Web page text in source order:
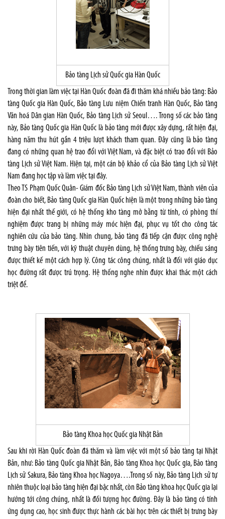
Bảo tàng Lịch sử Quốc gia Hàn Quốc
Trong thời gian làm việc tại Hàn Quốc đoàn đã đi thăm khá nhiều bảo tàng: Bảo
tàng Quốc gia Hàn Quốc, Bảo tàng Lưu niệm Chiến tranh Hàn Quốc, Bảo tàng
Văn hoá Dân gian Hàn Quốc, Bảo tàng Lịch sử Seoul…. Trong số các bảo tàng
này, Bảo tàng Quốc gia Hàn Quốc là bảo tàng mới được xây dựng, rất hiện đại,
hàng năm thu hút gần 4 triệu lượt khách tham quan. Đây cũng là bảo tàng
đang có những quan hệ trao đổi với Việt Nam, và đặc biệt có trao đổi với Bảo
tàng Lịch sử Việt Nam. Hiện tại, một cán bộ khảo cổ của Bảo tàng Lịch sử Việt
Nam đang học tập và làm việc tại đây.
Theo TS Phạm Quốc Quân- Giám đốc Bảo tàng Lịch sử Việt Nam, thành viên của
đoàn cho biết, Bảo tàng Quốc gia Hàn Quốc hiện là một trong những bảo tàng
hiện đại nhất thế giới, có hệ thống kho tàng mở bằng từ tính, có phòng thí
nghiệm được trang bị những máy móc hiện đại, phục vụ tốt cho công tác
nghiên cứu của bảo tàng. Nhìn chung, bảo tàng đã tiếp cận được công nghệ
trưng bày tiên tiến, với kỹ thuật chuyên dùng, hệ thống trưng bày, chiếu sáng
được thiết kế một cách hợp lý. Công tác công chúng, nhất là đối với giáo dục
học đường rất được trú trọng. Hệ thống nghe nhìn được khai thác một cách
triệt để.
Bảo tàng Khoa học Quốc gia Nhật Bản
Sau khi rời Hàn Quốc đoàn đã thăm và làm việc với một số bảo tàng tại Nhật
Bản, như: Bảo tàng Quốc gia Nhật Bản, Bảo tàng Khoa học Quốc gia, Bảo tàng
Lịch sử Sakura, Bảo tàng Khoa học Nagoya….Trong số này, Bảo tàng Lịch sử tự
nhiên thuộc loại bảo tàng hiện đại bậc nhất, còn Bảo tàng khoa học Quốc gia lại
hướng tới công chúng, nhất là đối tượng học đường. Đây là bảo tàng có tính
ứng dụng cao, học sinh được thực hành các bài học trên các thiết bị trưng bày